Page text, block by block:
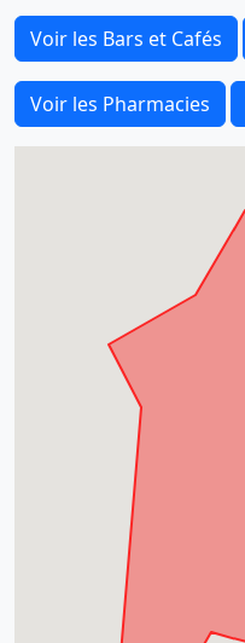
Voir les Bars et Cafés
Voir les Pharmacies